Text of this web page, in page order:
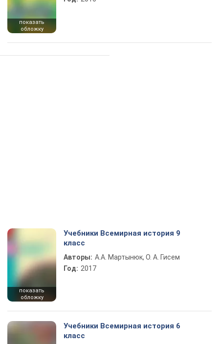
показать
обложку
показать
обложку
Учебники Всемирная история 9
класс
Авторы: А.А. Мартынюк, О. А. Гисем
Год: 2017
Учебники Всемирная история 6
класс